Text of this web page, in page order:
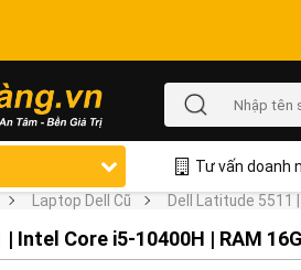
Tư vấn doanh
Laptop Dell Cũ Dell Latitude 5511
Intel Core i5-10400H | RAM